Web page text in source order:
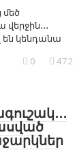
մեծ
են կենդանա
0 472